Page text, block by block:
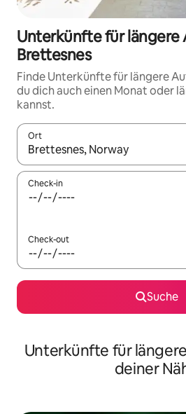
Unterkünfte für längere
Brettesnes
Finde Unterkünfte für längere
du dich auch einen Monat oder
kannst.
Ort
Wenn Ergebnisse verfügbar sind,
Check-in
Check-out
Suche
Unterkünfte für
deiner